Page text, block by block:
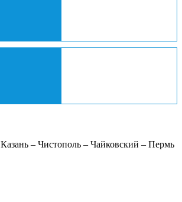
Казань – Чистополь – Чайковский – Пермь